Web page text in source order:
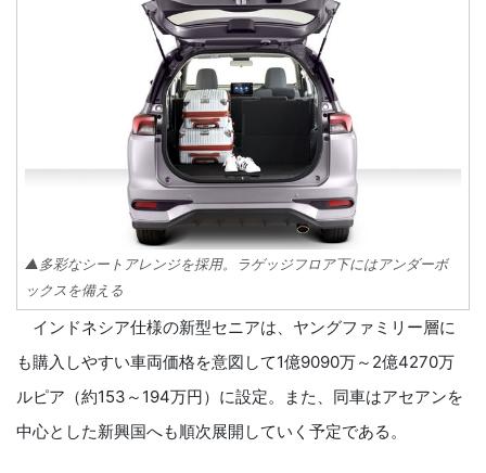
▲多彩なシートアレンジを採用。ラゲッジフロア下にはアンダーボ
ックスを備える
インドネシア仕様の新型セニアは、ヤングファミリー層に
も購入しやすい車両価格を意図して1億9090万～2億4270万
ルピア（約153～194万円）に設定。また、同車はアセアンを
中心とした新興国へも順次展開していく予定である。